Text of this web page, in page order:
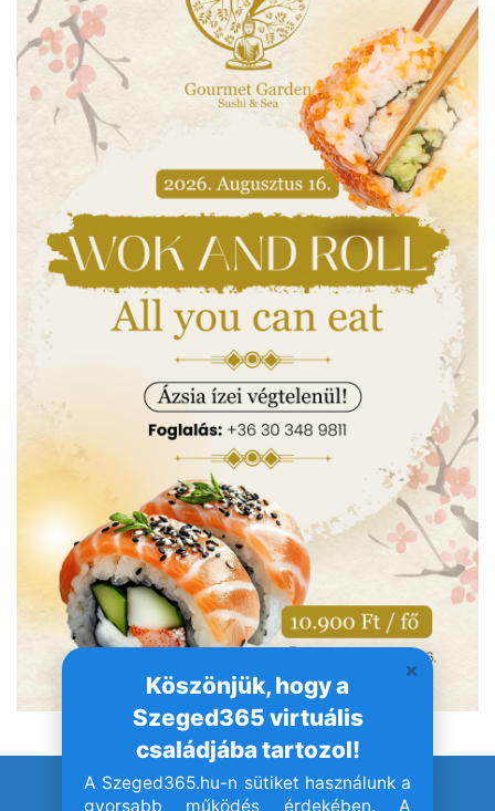
Köszönjük, hogy a
Szeged365 virtuális
családjába tartozol!
A Szeged365.hu-n sütiket használunk a
gyorsabb működés érdekében. A
© Szeged365.hu I Minden jog fenntartva!